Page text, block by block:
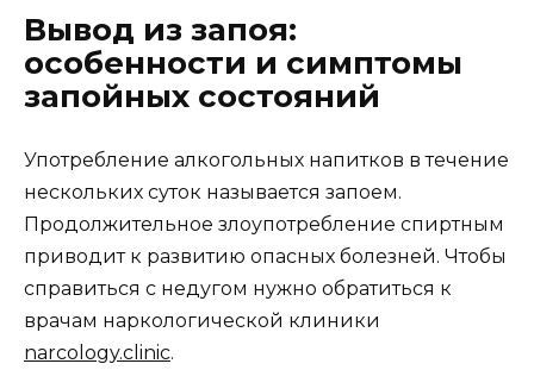
Вывод из запоя:
особенности и симптомы
запойных состояний
Употребление алкогольных напитков в течение
нескольких суток называется запоем.
Продолжительное злоупотребление спиртным
приводит к развитию опасных болезней. Чтобы
справиться с недугом нужно обратиться к
врачам наркологической клиники
narcology.clinic.